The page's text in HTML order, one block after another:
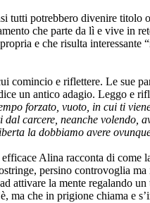
tutti potrebbero divenire titolo
che parte da lì e vive in
e che risulta interessante
comincio e riflettere. Le sue
un antico adagio. Leggo e
forzato, vuoto, in cui ti
dal carcere, neanche volendo,
la dobbiamo avere
Alina racconta di come
persino controvoglia ma
attivare la mente regalando
ma che in prigione chiama e